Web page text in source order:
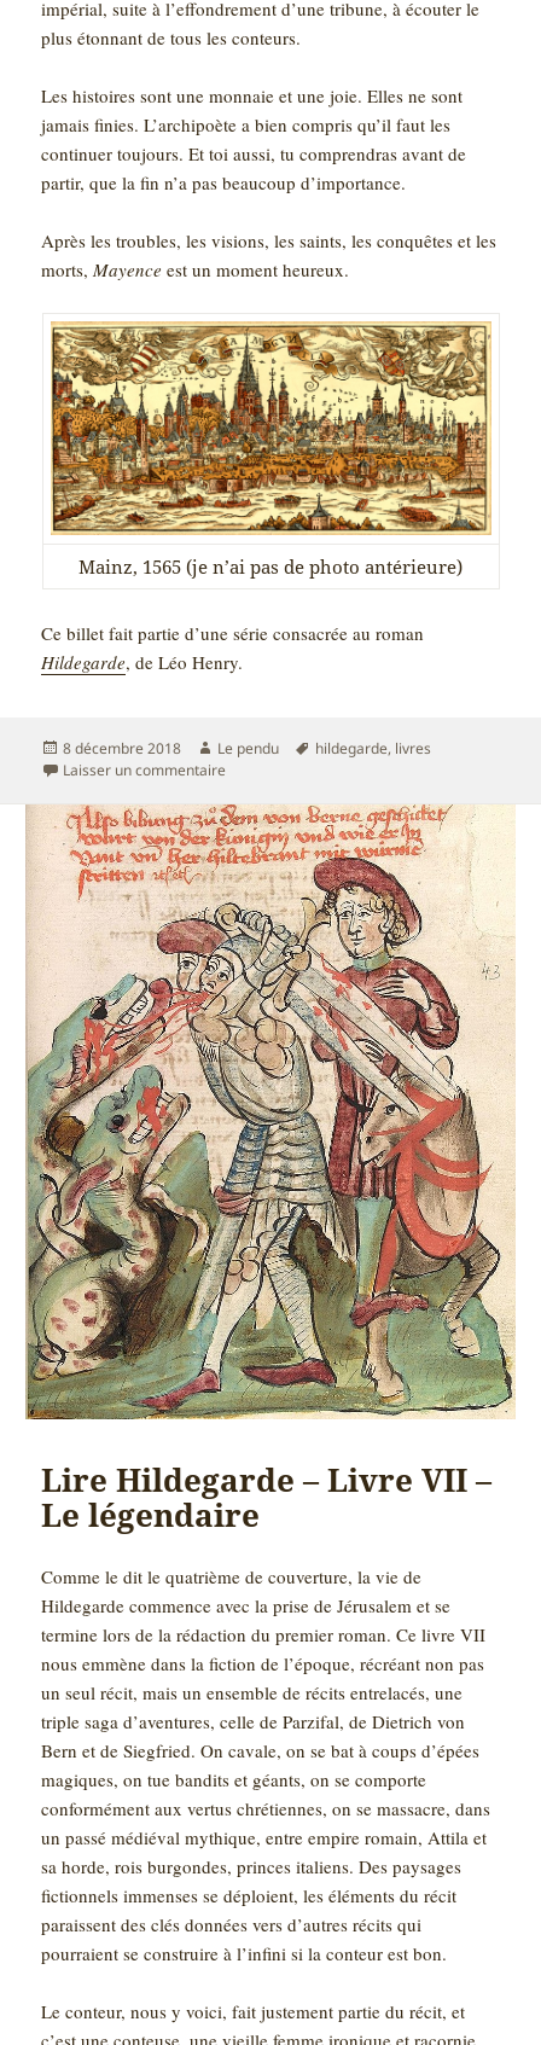
impérial, suite à l’effondrement d’une tribune, à écouter le
plus étonnant de tous les conteurs.
Les histoires sont une monnaie et une joie. Elles ne sont
jamais finies. L’archipoète a bien compris qu’il faut les
continuer toujours. Et toi aussi, tu comprendras avant de
partir, que la fin n’a pas beaucoup d’importance.
Après les troubles, les visions, les saints, les conquêtes et les
morts, Mayence est un moment heureux.
Mainz, 1565 (je n’ai pas de photo antérieure)
Ce billet fait partie d’une série consacrée au roman
Hildegarde, de Léo Henry.
Publié
le
8 décembre 2018 Auteur
Le pendu
Mots-
hildegarde, livres
Laisser un commentairesur Lire Hildegarde – Livre VIII – Mayence
Lire Hildegarde – Livre VII –
Le légendaire
Comme le dit le quatrième de couverture, la vie de
Hildegarde commence avec la prise de Jérusalem et se
termine lors de la rédaction du premier roman. Ce livre VII
nous emmène dans la fiction de l’époque, récréant non pas
un seul récit, mais un ensemble de récits entrelacés, une
triple saga d’aventures, celle de Parzifal, de Dietrich von
Bern et de Siegfried. On cavale, on se bat à coups d’épées
magiques, on tue bandits et géants, on se comporte
conformément aux vertus chrétiennes, on se massacre, dans
un passé médiéval mythique, entre empire romain, Attila et
sa horde, rois burgondes, princes italiens. Des paysages
fictionnels immenses se déploient, les éléments du récit
paraissent des clés données vers d’autres récits qui
pourraient se construire à l’infini si la conteur est bon.
Le conteur, nous y voici, fait justement partie du récit, et